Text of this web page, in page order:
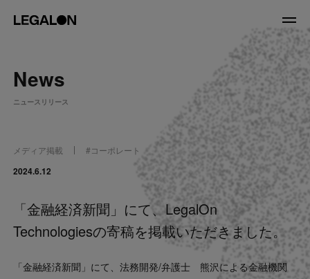
About
役員紹介
Service
News
News
ニュースリリース
メディア掲載 #コーポレート
2024.6.12
「金融経済新聞」にて、LegalOn
Technologiesの寄稿を掲載いただきました。
「金融経済新聞」にて、法務開発/弁護士 熊沢による金融機関